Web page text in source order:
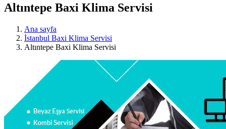
Altıntepe Baxi Klima Servisi
Ana sayfa
İstanbul Baxi Klima Servisi
Altıntepe Baxi Klima Servisi